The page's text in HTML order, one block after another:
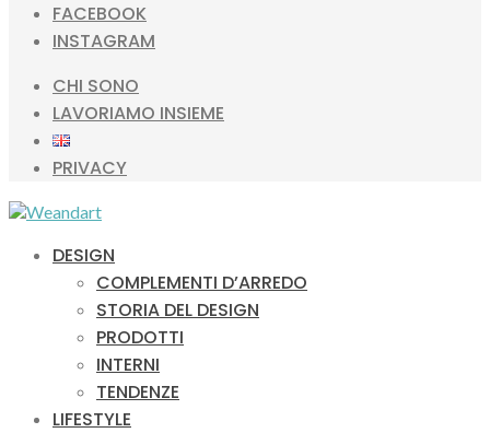
FACEBOOK
INSTAGRAM
CHI SONO
LAVORIAMO INSIEME
PRIVACY
DESIGN
COMPLEMENTI D’ARREDO
STORIA DEL DESIGN
PRODOTTI
INTERNI
TENDENZE
LIFESTYLE